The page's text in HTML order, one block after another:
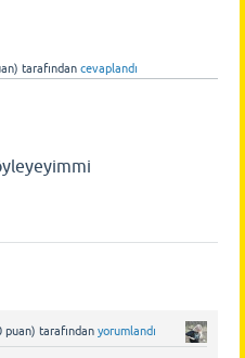
tarafından cevaplandı
puan) tarafından yorumlandı